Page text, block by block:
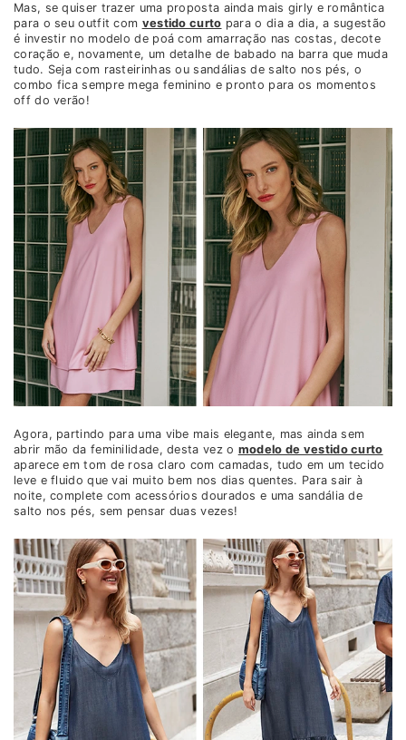
Mas, se quiser trazer uma proposta ainda mais girly e romântica
para o seu outfit com vestido curto para o dia a dia, a sugestão
é investir no modelo de poá com amarração nas costas, decote
coração e, novamente, um detalhe de babado na barra que muda
tudo. Seja com rasteirinhas ou sandálias de salto nos pés, o
combo fica sempre mega feminino e pronto para os momentos
off do verão!
Agora, partindo para uma vibe mais elegante, mas ainda sem
abrir mão da feminilidade, desta vez o modelo de vestido curto
aparece em tom de rosa claro com camadas, tudo em um tecido
leve e fluido que vai muito bem nos dias quentes. Para sair à
noite, complete com acessórios dourados e uma sandália de
salto nos pés, sem pensar duas vezes!